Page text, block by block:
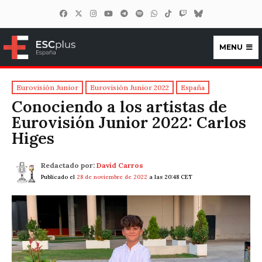
ESCplus España
MENU
Eurovisión Junior Eurovisión Junior 2022 España
Conociendo a los artistas de
Eurovisión Junior 2022: Carlos
Higes
Redactado por: David Carros
Publicado el 28 de noviembre de 2022 a las 20:48 CET